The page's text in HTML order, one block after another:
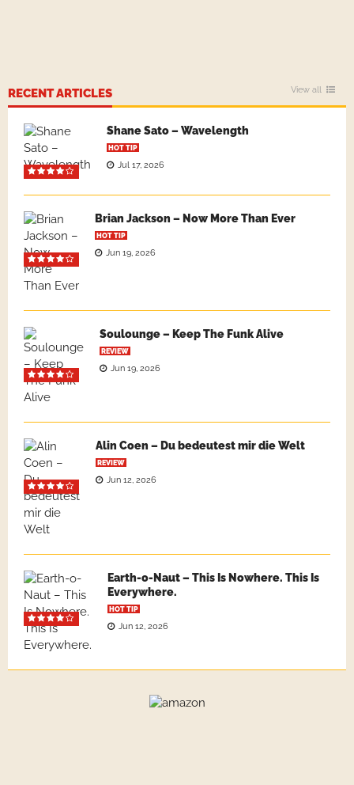
RECENT ARTICLES View all
Shane Sato – Wavelength
HOT TIP
Jul 17, 2026
Brian Jackson – Now More Than Ever
HOT TIP
Jun 19, 2026
Soulounge – Keep The Funk Alive
REVIEW
Jun 19, 2026
Alin Coen – Du bedeutest mir die Welt
REVIEW
Jun 12, 2026
Earth-o-Naut – This Is Nowhere. This Is
Everywhere.
HOT TIP
Jun 12, 2026